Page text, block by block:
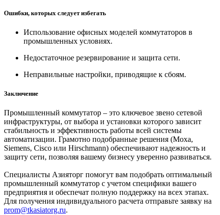
Ошибки, которых следует избегать
Использование офисных моделей коммутаторов в
промышленных условиях.
Недостаточное резервирование и защита сети.
Неправильные настройки, приводящие к сбоям.
Заключение
Промышленный коммутатор – это ключевое звено сетевой
инфраструктуры, от выбора и установки которого зависит
стабильность и эффективность работы всей системы
автоматизации. Грамотно подобранные решения (Moxa,
Siemens, Cisco или Hirschmann) обеспечивают надежность и
защиту сети, позволяя вашему бизнесу уверенно развиваться.
Специалисты Азияторг помогут вам подобрать оптимальный
промышленный коммутатор с учетом специфики вашего
предприятия и обеспечат полную поддержку на всех этапах.
Для получения индивидуального расчета отправьте заявку на
prom@tkasiatorg.ru.